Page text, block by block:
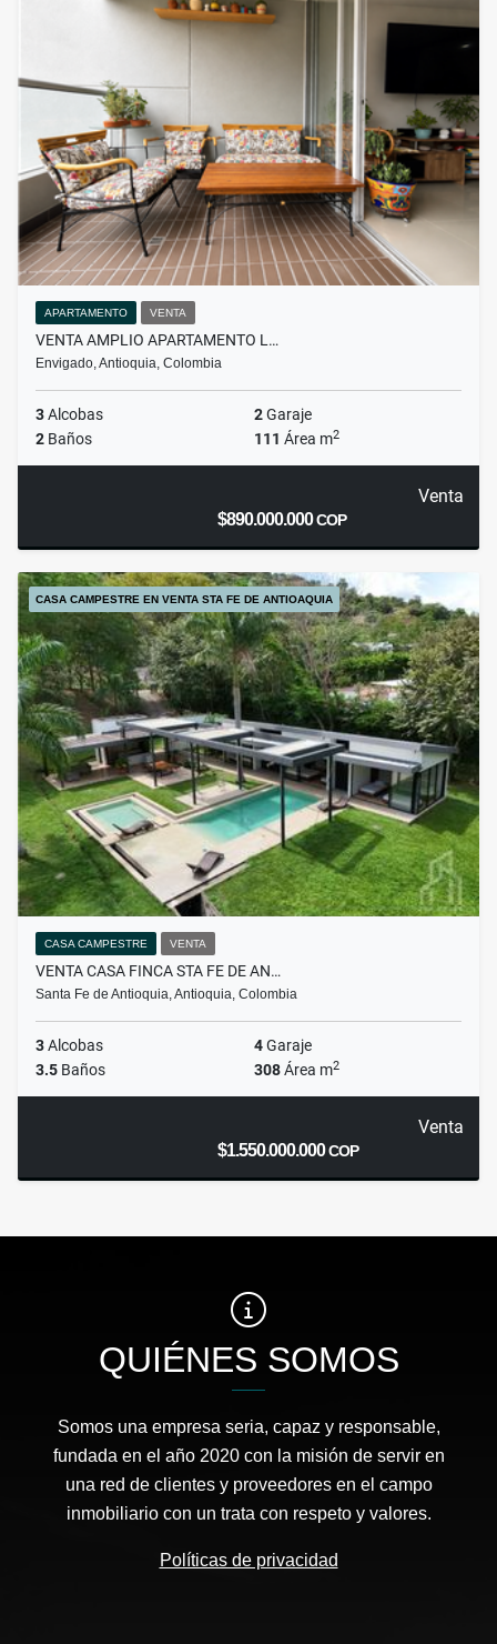
APARTAMENTO VENTA
VENTA AMPLIO APARTAMENTO L…
Envigado, Antioquia, Colombia
3Alcobas 2Garaje
2 Baños 111 Área m2
Venta
$890.000.000COP
CASA CAMPESTRE EN VENTA STA FE DE ANTIOAQUIA
CASA CAMPESTRE VENTA
VENTA CASA FINCA STA FE DE AN…
Santa Fe de Antioquia, Antioquia, Colombia
3Alcobas 4Garaje
3.5 Baños 308Área m2
Venta
$1.550.000.000COP
QUIÉNES SOMOS
Somos una empresa seria, capaz y responsable,
fundada en el año 2020 con la misión de servir en
una red de clientes y proveedores en el campo
inmobiliario con un trata con respeto y valores.
Políticas de privacidad